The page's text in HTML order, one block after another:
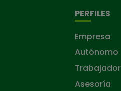
PERFILES
Empresa
Autónomo
Trabajador
Asesoría